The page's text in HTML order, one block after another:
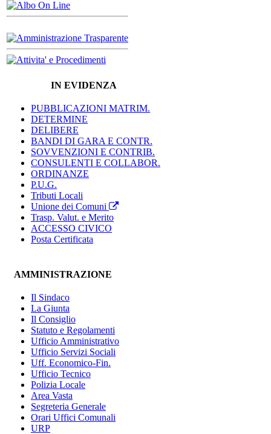
IN EVIDENZA
PUBBLICAZIONI MATRIM.
DETERMINE
DELIBERE
BANDI DI GARA E CONTR.
SOVVENZIONI E CONTRIB.
CONSULENTI E COLLABOR.
ORDINANZE
P.U.G.
Tributi Locali
Unione dei Comuni
Trasp. Valut. e Merito
ACCESSO CIVICO
Posta Certificata
AMMINISTRAZIONE
Il Sindaco
La Giunta
Il Consiglio
Statuto e Regolamenti
Ufficio Amministrativo
Ufficio Servizi Sociali
Uff. Economico-Fin.
Ufficio Tecnico
Polizia Locale
Area Vasta
Segreteria Generale
Orari Uffici Comunali
URP